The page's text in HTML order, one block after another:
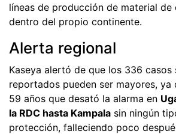
líneas de producción de material de
dentro del propio continente.
Alerta regional
Kaseya alertó de que los 336 casos
reportados pueden ser mayores, ya
59 años que desató la alarma en
la RDC hasta Kampala sin ningún
protección, falleciendo poco